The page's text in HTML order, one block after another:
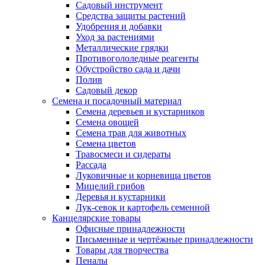
Садовый инструмент
Средства защиты растений
Удобрения и добавки
Уход за растениями
Металлические грядки
Противогололедные реагенты
Обустройство сада и дачи
Полив
Садовый декор
Семена и посадочный материал
Семена деревьев и кустарников
Семена овощей
Семена трав для животных
Семена цветов
Травосмеси и сидераты
Рассада
Луковичные и корневища цветов
Мицелий грибов
Деревья и кустарники
Лук-севок и картофель семенной
Канцелярские товары
Офисные принадлежности
Письменные и чертёжные принадлежности
Товары для творчества
Пеналы